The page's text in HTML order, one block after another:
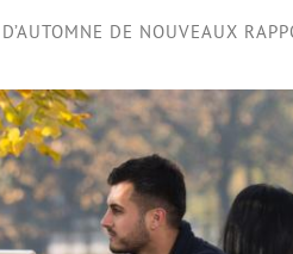
DE NOUVEAUX